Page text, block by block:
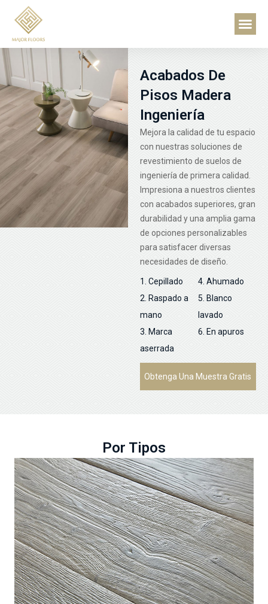
contenido
Acabados De
Pisos Madera
Ingeniería
Mejora la calidad de tu espacio
con nuestras soluciones de
revestimiento de suelos de
ingeniería de primera calidad.
Impresiona a nuestros clientes
con acabados superiores, gran
durabilidad y una amplia gama
de opciones personalizables
para satisfacer diversas
necesidades de diseño.
1. Cepillado
2. Raspado a
mano
3. Marca
aserrada
4. Ahumado
5. Blanco
lavado
6. En apuros
Obtenga Una Muestra Gratis
Por Tipos